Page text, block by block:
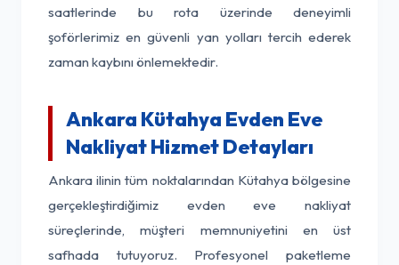
saatlerinde bu rota üzerinde deneyimli
şoförlerimiz en güvenli yan yolları tercih ederek
zaman kaybını önlemektedir.
Ankara Kütahya Evden Eve
Nakliyat Hizmet Detayları
Ankara ilinin tüm noktalarından Kütahya bölgesine
gerçekleştirdiğimiz evden eve nakliyat
süreçlerinde, müşteri memnuniyetini en üst
safhada tutuyoruz. Profesyonel paketleme